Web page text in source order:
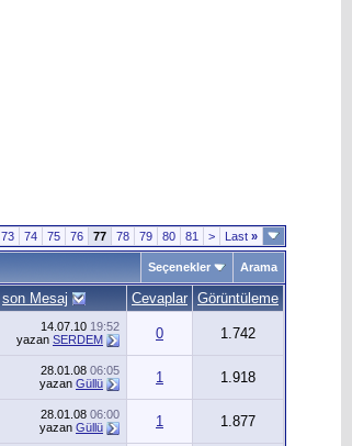
73 74 75 76 77 78 79 80 81 > Last »
Seçenekler Arama
son Mesaj Cevaplar Görüntüleme
14.07.10 19:52
yazan SERDEM 0 1.742
28.01.08 06:05
yazan Güllü 1 1.918
28.01.08 06:00
yazan Güllü 1 1.877